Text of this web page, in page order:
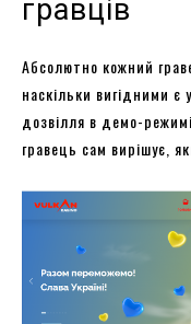
гравців
Абсолютно кожний
наскільки вигідними є
дозвілля в демо-
гравець сам вирішує,